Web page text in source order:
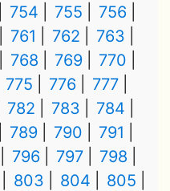
754 755
756
761 762
763
768 769
770
775 776
777
782 783
784
789 790
791
796 797
798
803 804
805